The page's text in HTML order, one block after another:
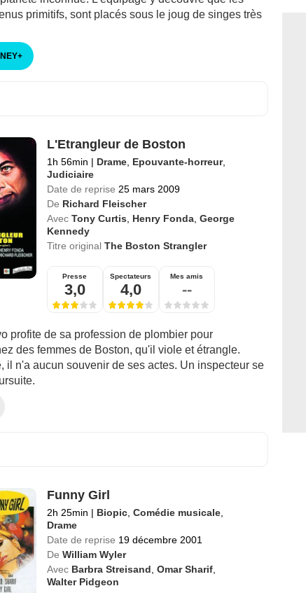
primitifs, sont placés sous le joug de singes très
+
L'Etrangleur de Boston
1h 56min | Drame, Epouvante-horreur,
Judiciaire
Date de reprise 25 mars 2009
De Richard Fleischer
Avec Tony Curtis Henry Fonda, George
Kennedy
Titre original The Boston Strangler
Presse
3,0
Spectateurs
4,0
Mes amis
--
profite de sa profession de plombier pour
des femmes de Boston, qu'il viole et étrangle.
il n'a aucun souvenir de ses actes. Un inspecteur se
Funny Girl
2h 25min | Biopic, Comédie musicale,
Drame
Date de reprise 19 décembre 2001
De William Wyler
Avec Barbra Streisand Omar Sharif,
Walter Pidgeon